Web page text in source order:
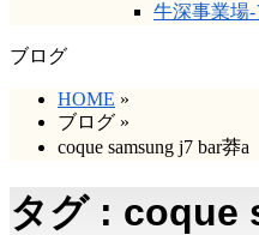
牛深事業場-
ブログ
HOME »
ブログ »
coque samsung j7 bar莽a
タグ : coque